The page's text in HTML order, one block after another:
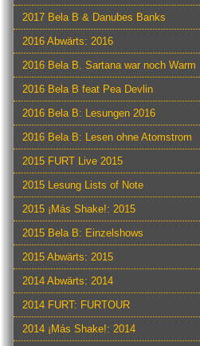
2017 Bela B & Danubes Banks
2016 Abwärts: 2016
2016 Bela B. Sartana war noch Warm
2016 Bela B feat Pea Devlin
2016 Bela B: Lesungen 2016
2016 Bela B: Lesen ohne Atomstrom
2015 FURT Live 2015
2015 Lesung Lists of Note
2015 ¡Más Shake!: 2015
2015 Bela B: Einzelshows
2015 Abwärts: 2015
2014 Abwärts: 2014
2014 FURT: FURTOUR
2014 ¡Más Shake!: 2014